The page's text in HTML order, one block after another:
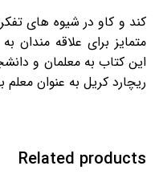
کند و کاو در شیوه های
متمایز برای علاقه مندان
این کتاب به معلمان و
ریچارد کریل به عنوان معلم
Related products